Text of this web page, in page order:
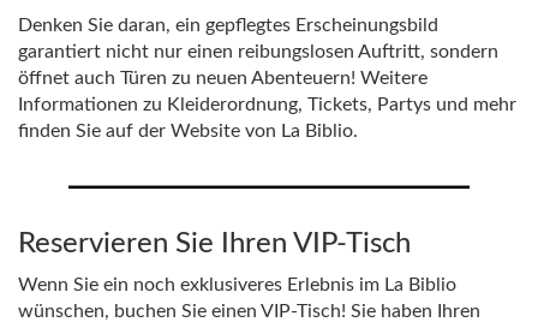
Denken Sie daran, ein gepflegtes Erscheinungsbild
garantiert nicht nur einen reibungslosen Auftritt, sondern
öffnet auch Türen zu neuen Abenteuern! Weitere
Informationen zu Kleiderordnung, Tickets, Partys und mehr
finden Sie auf der Website von La Biblio.
Reservieren Sie Ihren VIP-Tisch
Wenn Sie ein noch exklusiveres Erlebnis im La Biblio
wünschen, buchen Sie einen VIP-Tisch! Sie haben Ihren